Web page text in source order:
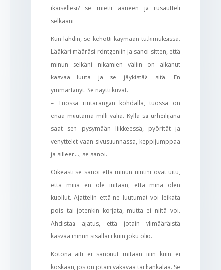
ikäisellesi? se mietti ääneen ja rusautteli
selkääni.
Kun lähdin, se kehotti käymään tutkimuksissa.
Lääkäri määräsi röntgeniin ja sanoi sitten, että
minun selkäni nikamien väliin on alkanut
kasvaa luuta ja se jäykistää sitä. En
ymmärtänyt. Se näytti kuvat.
– Tuossa rintarangan kohdalla, tuossa on
enää muutama milli väliä. Kyllä sä urheilijana
saat sen pysymään liikkeessä, pyörität ja
venyttelet vaan sivusuunnassa, keppijumppaa
ja silleen…, se sanoi.
Oikeasti se sanoi että minun uintini ovat uitu,
että minä en ole mitään, että minä olen
kuollut. Ajattelin että ne luutumat voi leikata
pois tai jotenkin korjata, mutta ei niitä voi.
Ahdistaa ajatus, että jotain ylimääräistä
kasvaa minun sisälläni kuin joku olio.
Kotona äiti ei sanonut mitään niin kuin ei
koskaan, jos on jotain vakavaa tai hankalaa. Se